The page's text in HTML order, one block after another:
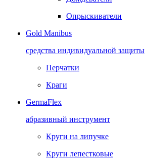
Опрыскиватели
Gold Manibus
средства индивидуальной защиты
Перчатки
Краги
GermaFlex
абразивный инструмент
Круги на липучке
Круги лепестковые